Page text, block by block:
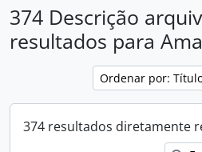
374 Descrição
resultados para
Ordenar por:
374 resultados diretamente